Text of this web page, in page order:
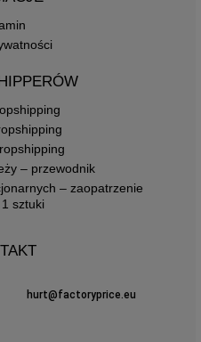
– przewodnik
– zaopatrzenie
sztuki
hurt@factoryprice.eu